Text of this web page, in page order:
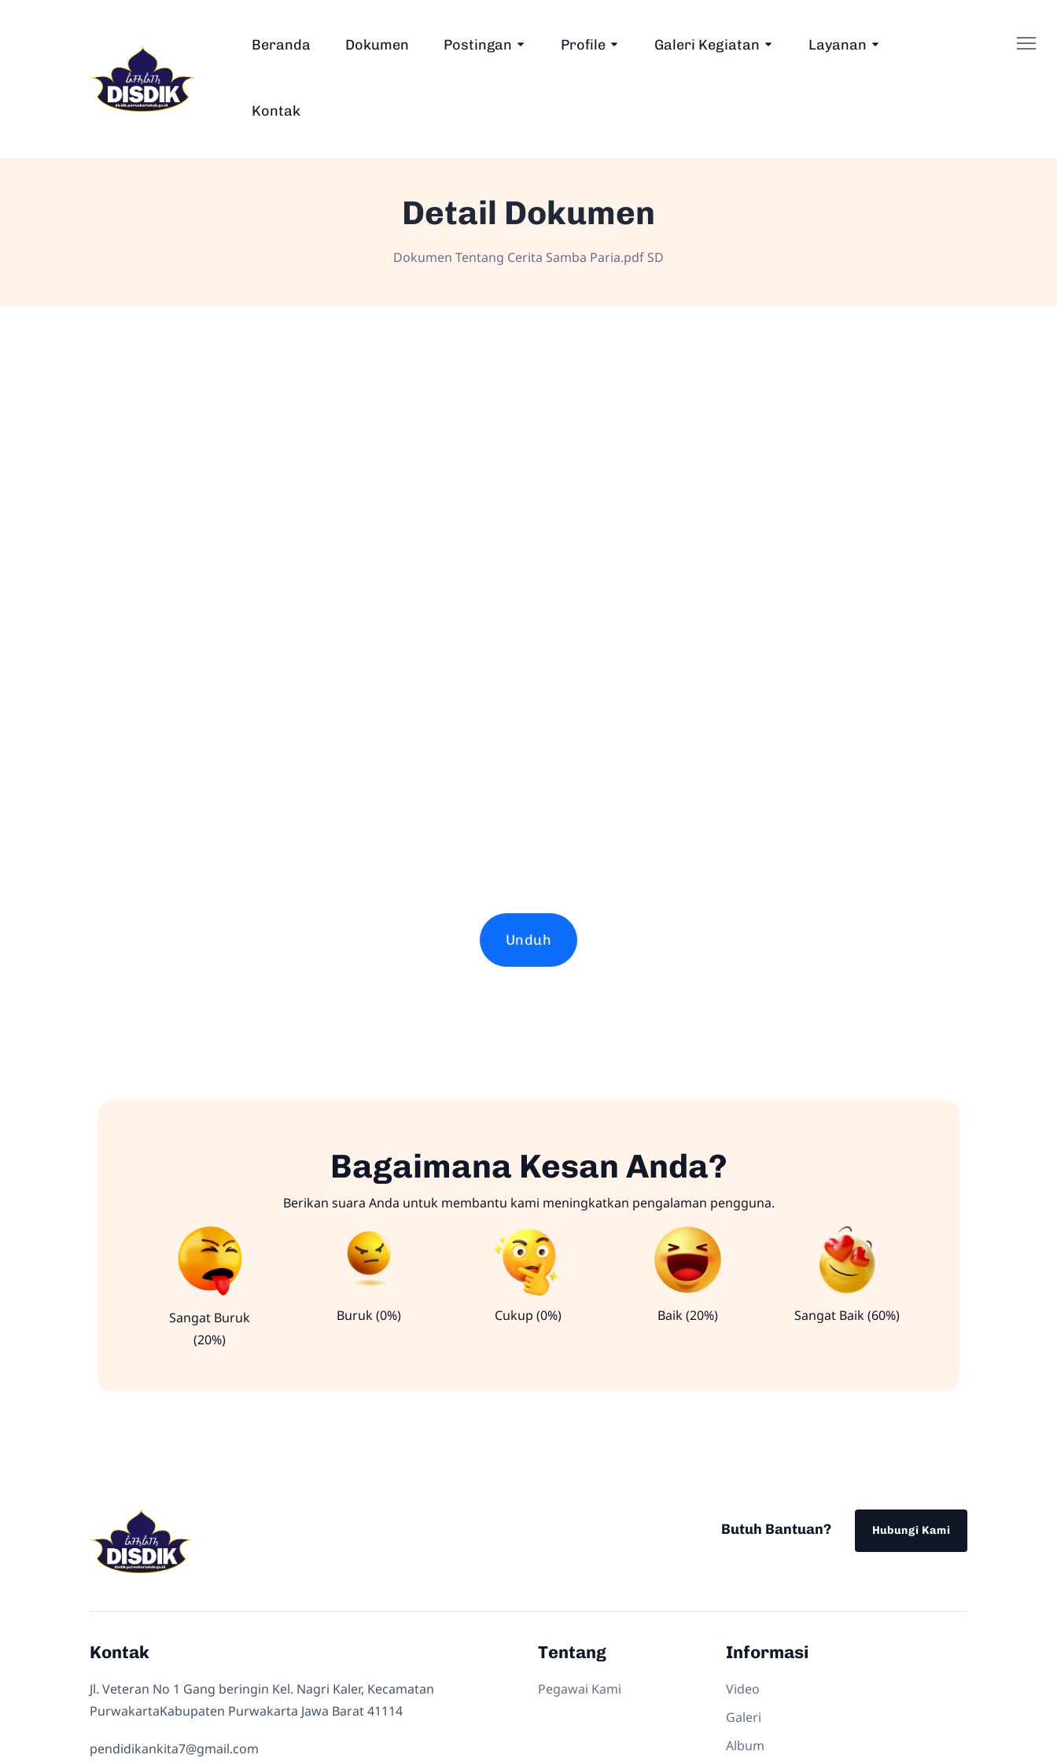
Beranda Dokumen Postingan Profile Galeri Kegiatan Layanan
Kontak
Detail Dokumen
Dokumen Tentang Cerita Samba Paria.pdf SD
Unduh
Bagaimana Kesan Anda?
Berikan suara Anda untuk membantu kami meningkatkan pengalaman pengguna.
Sangat Buruk
(20%)
Buruk (0%) Cukup (0%) Baik (20%) Sangat Baik (60%)
Butuh Bantuan? Hubungi Kami
Kontak
Jl. Veteran No 1 Gang beringin Kel. Nagri Kaler, Kecamatan
PurwakartaKabupaten Purwakarta Jawa Barat 41114
pendidikankita7@gmail.com
Tentang
Pegawai Kami
Informasi
Video
Galeri
Album